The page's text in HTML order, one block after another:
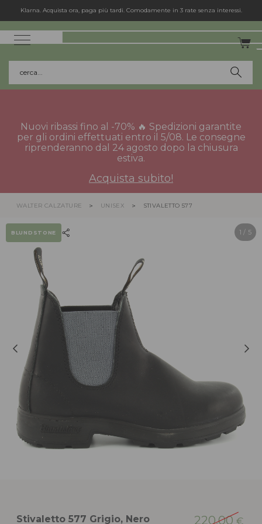
Klarna. Acquista ora, paga più tardi. Comodamente in 3 rate senza interessi.
cerca...
Nuovi ribassi fino al -70% 🔥 Spedizioni garantite
per gli ordini effettuati entro il 5/08. Le consegne
riprenderanno dal 24 agosto dopo la chiusura
estiva.
Acquista subito!
WALTER CALZATURE UNISEX STIVALETTO 577
1 / 5
BLUNDSTONE
Stivaletto 577 Grigio, Nero 220,00 €